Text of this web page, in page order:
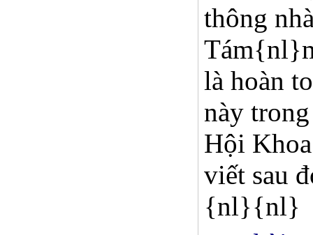
thông
là hoàn
này
Hội
viết sau
{nl}{nl}